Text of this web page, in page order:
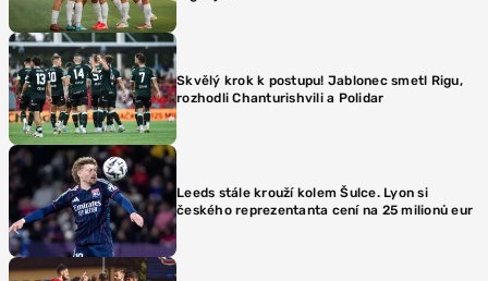
Skvělý krok k postupu! Jablonec smetl Rigu,
rozhodli Chanturishvili a Polidar
Leeds stále krouží kolem Šulce. Lyon si
českého reprezentanta cení na 25 milionů eur